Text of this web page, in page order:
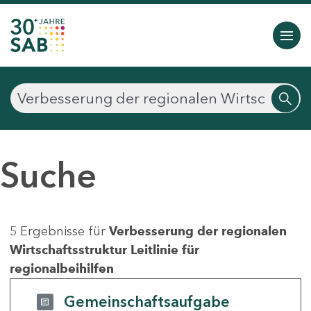
Suche
5 Ergebnisse für Verbesserung der regionalen
Wirtschaftsstruktur Leitlinie für
regionalbeihilfen
Gemeinschaftsaufgabe